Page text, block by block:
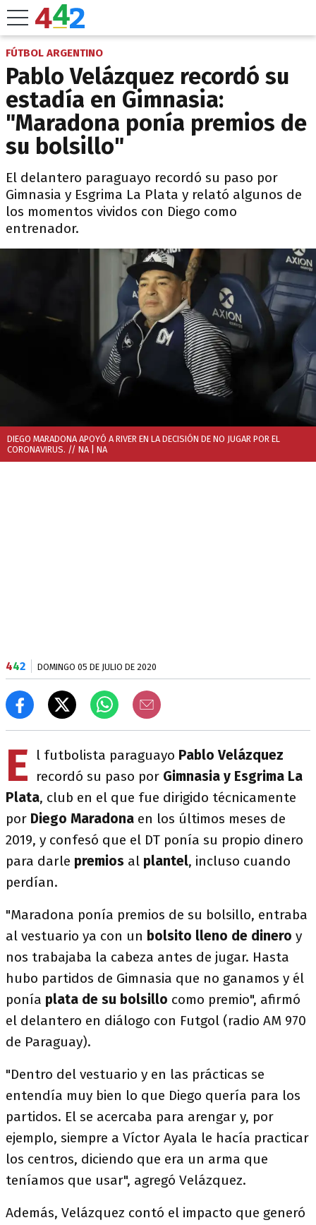
FÚTBOL ARGENTINO
Pablo Velázquez recordó su
estadía en Gimnasia:
"Maradona ponía premios de
su bolsillo"
El delantero paraguayo recordó su paso por
Gimnasia y Esgrima La Plata y relató algunos de
los momentos vividos con Diego como
entrenador.
DIEGO MARADONA APOYÓ A RIVER EN LA DECISIÓN DE NO JUGAR POR EL
CORONAVIRUS. // NA | NA
442 DOMINGO 05 DE JULIO DE 2020
E l futbolista paraguayo Pablo Velázquez
recordó su paso por Gimnasia y Esgrima La
Plata, club en el que fue dirigido técnicamente
por Diego Maradona en los últimos meses de
2019, y confesó que el DT ponía su propio dinero
para darle premios al plantel, incluso cuando
perdían.
"Maradona ponía premios de su bolsillo, entraba
al vestuario ya con un bolsito lleno de dinero y
nos trabajaba la cabeza antes de jugar. Hasta
hubo partidos de Gimnasia que no ganamos y él
ponía plata de su bolsillo como premio", afirmó
el delantero en diálogo con Futgol (radio AM 970
de Paraguay).
"Dentro del vestuario y en las prácticas se
entendía muy bien lo que Diego quería para los
partidos. El se acercaba para arengar y, por
ejemplo, siempre a Víctor Ayala le hacía practicar
los centros, diciendo que era un arma que
teníamos que usar", agregó Velázquez.
Además, Velázquez contó el impacto que generó